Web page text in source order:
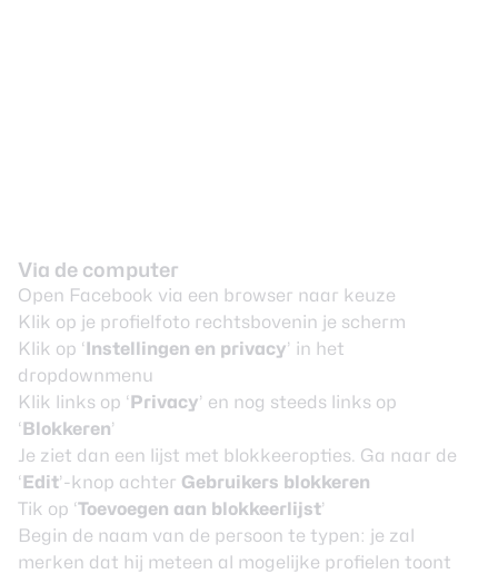
Via de computer
Open Facebook via een browser naar keuze
Klik op je profielfoto rechtsbovenin je scherm
Klik op ‘Instellingen en privacy’ in het
dropdownmenu
Klik links op ‘Privacy’ en nog steeds links op
‘Blokkeren’
Je ziet dan een lijst met blokkeeropties. Ga naar de
‘Edit’-knop achter Gebruikers blokkeren
Tik op ‘Toevoegen aan blokkeerlijst’
Begin de naam van de persoon te typen: je zal
merken dat hij meteen al mogelijke profielen toont